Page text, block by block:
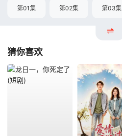
第01集 第02集 第03集
猜你喜欢